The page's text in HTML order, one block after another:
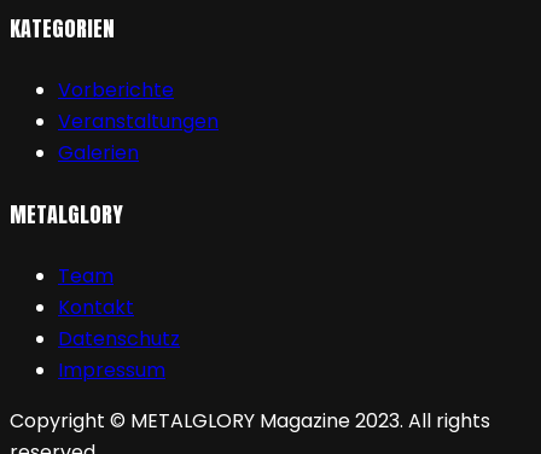
KATEGORIEN
Vorberichte
Veranstaltungen
Galerien
METALGLORY
Team
Kontakt
Datenschutz
Impressum
Copyright © METALGLORY Magazine 2023. All rights